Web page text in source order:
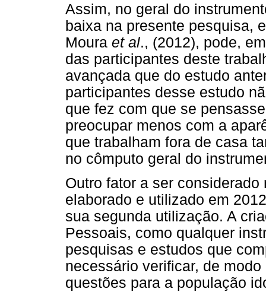
Assim, no geral do
baixa na presente pesquisa,
Moura et al., (2012), pode,
das participantes deste
avançada que do estudo
participantes desse estudo
que fez com que se
preocupar menos com a
que trabalham fora de casa
no cômputo geral do
Outro fator a ser
elaborado e utilizado em
sua segunda utilização. A
Pessoais, como qualquer
pesquisas e estudos que
necessário verificar, de
questões para a população